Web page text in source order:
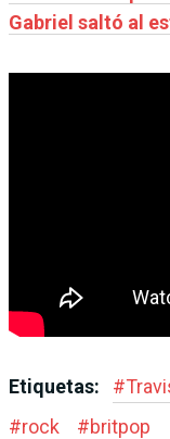
Gabriel saltó al
Etiquetas: #
#rock #britpop